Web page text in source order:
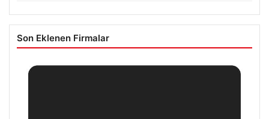
Son Eklenen Firmalar